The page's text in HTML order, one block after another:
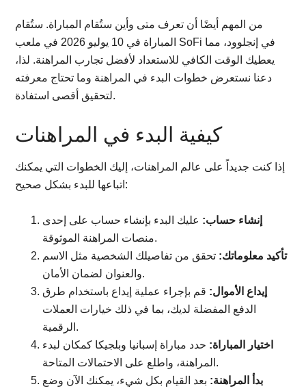
من المهم أيضًا أن تعرف متى وأين ستُقام المباراة. ستُقام
المباراة في 10 يوليو 2026 في ملعب SoFi في إنجلوود، مما
يعطيك الوقت الكافي للاستعداد لأفضل تجارب المراهنة. لذا،
دعنا نستعرض خطوات البدء في المراهنة وما تحتاج معرفته
لتحقيق أقصى استفادة.
كيفية البدء في المراهنات
إذا كنت جديداً على عالم المراهنات، إليك الخطوات التي يمكنك
اتباعها للبدء بشكل صحيح:
إنشاء حساب: عليك البدء بإنشاء حساب على إحدى
منصات المراهنة الموثوقة.
تأكيد معلوماتك: تحقق من تفاصيلك الشخصية مثل الاسم
والعنوان لضمان الأمان.
إيداع الأموال: قم بإجراء عملية إيداع باستخدام طرق
الدفع المفضلة لديك، بما في ذلك خيارات العملات
الرقمية.
اختيار المباراة: حدد مباراة إسبانيا وبلجيكا كمكان لبدء
المراهنة، واطلع على الاحتمالات المتاحة.
بدأ المراهنة: بعد القيام بكل شيء، يمكنك الآن وضع